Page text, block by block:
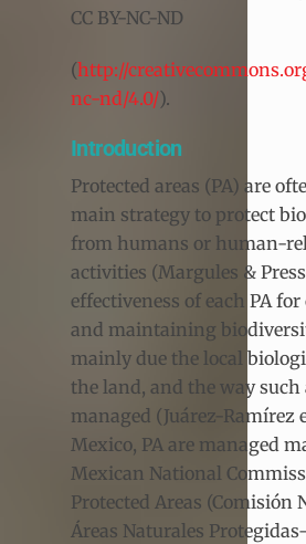
CC BY-NC-ND
(http://
nc-nd/4.0/).
Introduction
Protected areas (PA) are
main strategy to protect
from humans or human-
activities (Margules &
effectiveness of each PA
and maintaining
mainly due the local
the land, and the way such
managed (Juárez-Ramírez
Mexico, PA are managed
Mexican National
Protected Areas (Comisión
Áreas Naturales